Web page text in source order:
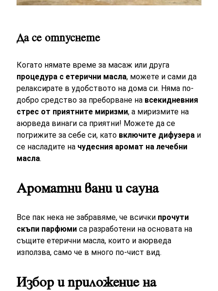
Да се отпуснете
Когато нямате време за масаж или друга
процедура с етерични масла, можете и сами да
релаксирате в удобството на дома си. Няма по-
добро средство за преборване на всекидневния
стрес от приятните миризми, а миризмите на
аюрведа винаги са приятни! Можете да се
погрижите за себе си, като включите дифузера и
се насладите на чудесния аромат на лечебни
масла.
Ароматни вани и сауна
Все пак нека не забравяме, че всички прочути
скъпи парфюмиса разработени на основата на
същите етерични масла, които и аюрведа
използва, само че в много по-чист вид.
Избор и приложение на